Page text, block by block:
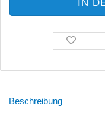
Beschreibung